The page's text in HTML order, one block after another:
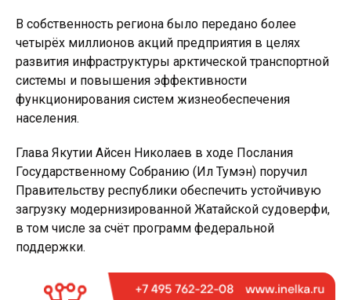
В собственность региона было передано более
четырёх миллионов акций предприятия в целях
развития инфраструктуры арктической транспортной
системы и повышения эффективности
функционирования систем жизнеобеспечения
населения.
Глава Якутии Айсен Николаев в ходе Послания
Государственному Собранию (Ил Тумэн) поручил
Правительству республики обеспечить устойчивую
загрузку модернизированной Жатайской судоверфи,
в том числе за счёт программ федеральной
поддержки.